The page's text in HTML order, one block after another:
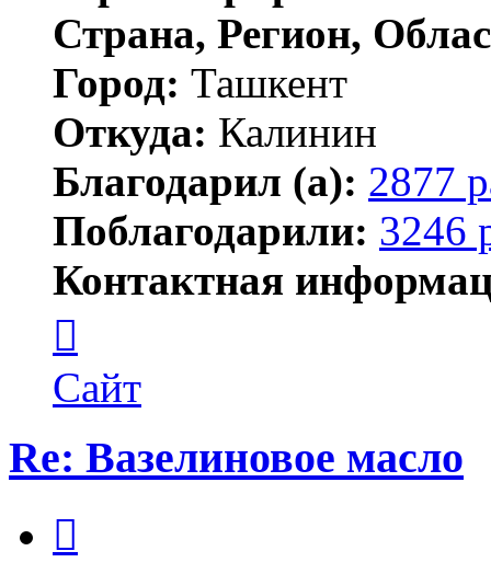
Страна, Регион,
Город: Ташкент
Откуда: Калинин
Благодарил (а): 2877
Поблагодарили: 3246
Контактная
пользователя
Maks42
Сайт
Re: Вазелиновое масло